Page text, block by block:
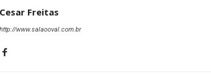
Cesar Freitas
http://www.salaooval.com.br